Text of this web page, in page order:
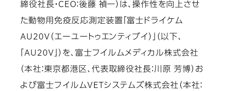
締役社長・CEO：後藤 禎一）は、操作性を向上させ
た動物用免疫反応測定装置「富士ドライケム
AU20V（エーユートゥエンティブイ）」（以下、
「AU20V」）を、富士フイルムメディカル株式会社
（本社：東京都港区、代表取締役社長：川原 芳博）お
よび富士フイルムVETシステムズ株式会社（本社：